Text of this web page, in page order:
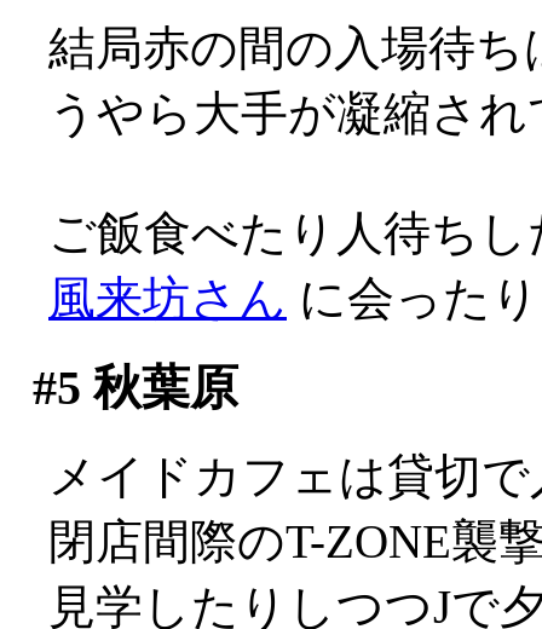
結局赤の間の入場待
うやら大手が凝縮さ
ご飯食べたり人待ち
風来坊さん に会った
#5 秋葉原
メイドカフェは貸切
閉店間際のT-ZONE襲
見学したりしつつJで